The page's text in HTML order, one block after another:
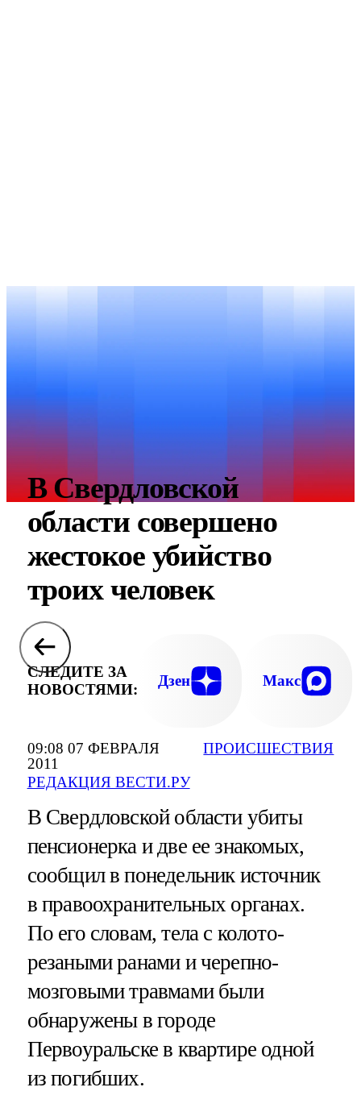
09:08 07 ФЕВРАЛЯ
2011
РЕДАКЦИЯ ВЕСТИ.РУ
ПРОИСШЕСТВИЯ
В Свердловской
области совершено
жестокое убийство
троих человек
СЛЕДИТЕ ЗА
НОВОСТЯМИ:
Дзен Макс
В Свердловской области убиты
пенсионерка и две ее знакомых,
сообщил в понедельник источник
в правоохранительных органах.
По его словам, тела с колото-
резаными ранами и черепно-
мозговыми травмами были
обнаружены в городе
Первоуральске в квартире одной
из погибших.